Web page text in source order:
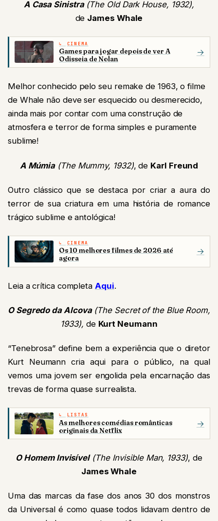
A Casa Sinistra(The Old Dark House, 1932),
de James Whale
CINEMA
Games para jogar depois de ver A
Odisseia de Nolan
→
Melhor conhecido pelo seu remake de 1963, o filme
de Whale não deve ser esquecido ou desmerecido,
ainda mais por contar com uma construção de
atmosfera e terror de forma simples e puramente
sublime!
A Múmia (The Mummy, 1932), de Karl Freund
Outro clássico que se destaca por criar a aura do
terror de sua criatura em uma história de romance
trágico sublime e antológica!
CINEMA
Os 10 melhores filmes de 2026 até
agora
→
Leia a crítica completa Aqui.
O Segredo da Alcova (The Secret of the Blue Room,
1933), de Kurt Neumann
“Tenebrosa” define bem a experiência que o diretor
Kurt Neumann cria aqui para o público, na qual
vemos uma jovem ser engolida pela encarnação das
trevas de forma quase surrealista.
LISTAS
As melhores comédias românticas
originais da Netflix
→
O Homem Invisível (The Invisible Man, 1933), de
James Whale
Uma das marcas da fase dos anos 30 dos monstros
da Universal é como quase todos lidavam dentro de